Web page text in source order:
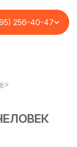
256-40-47
>